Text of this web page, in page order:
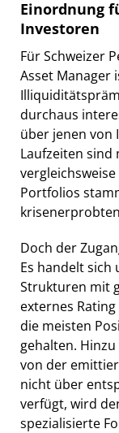
Einordnung
Investoren
Für Schweizer
Asset Manager
durchaus
über jenen von
Laufzeiten sind
Portfolios
Doch der
Es handelt sich
Strukturen mit
externes
die meisten
gehalten.
von der
nicht über
verfügt, wird
spezialisierte